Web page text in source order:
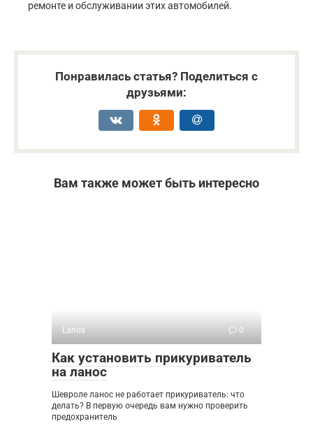
ремонте и обслуживании этих автомобилей.
Понравилась статья? Поделиться с
друзьями:
Вам также может быть интересно
Lanos 0
Как установить прикуриватель
на ланос
Шевроле ланос не работает прикуриватель: что
делать? В первую очередь вам нужно проверить
предохранитель